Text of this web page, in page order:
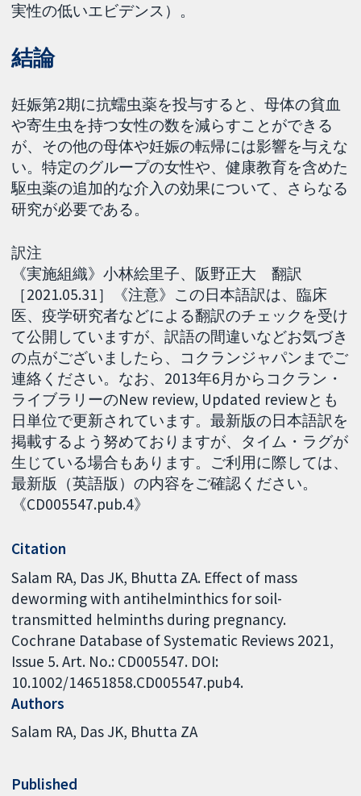
実性の低いエビデンス）。
結論
妊娠第2期に抗蠕虫薬を投与すると、母体の貧血
や寄生虫を持つ女性の数を減らすことができる
が、その他の母体や妊娠の転帰には影響を与えな
い。特定のグループの女性や、健康教育を含めた
駆虫薬の追加的な介入の効果について、さらなる
研究が必要である。
訳注
《実施組織》小林絵里子、阪野正大 翻訳
［2021.05.31］《注意》この日本語訳は、臨床
医、疫学研究者などによる翻訳のチェックを受け
て公開していますが、訳語の間違いなどお気づき
の点がございましたら、コクランジャパンまでご
連絡ください。なお、2013年6月からコクラン・
ライブラリーのNew review, Updated reviewとも
日単位で更新されています。最新版の日本語訳を
掲載するよう努めておりますが、タイム・ラグが
生じている場合もあります。ご利用に際しては、
最新版（英語版）の内容をご確認ください。
《CD005547.pub.4》
Citation
Salam RA, Das JK, Bhutta ZA. Effect of mass
deworming with antihelminthics for soil-
transmitted helminths during pregnancy.
Cochrane Database of Systematic Reviews 2021,
Issue 5. Art. No.: CD005547. DOI:
10.1002/14651858.CD005547.pub4.
Authors
Salam RA Das JK Bhutta ZA
Published